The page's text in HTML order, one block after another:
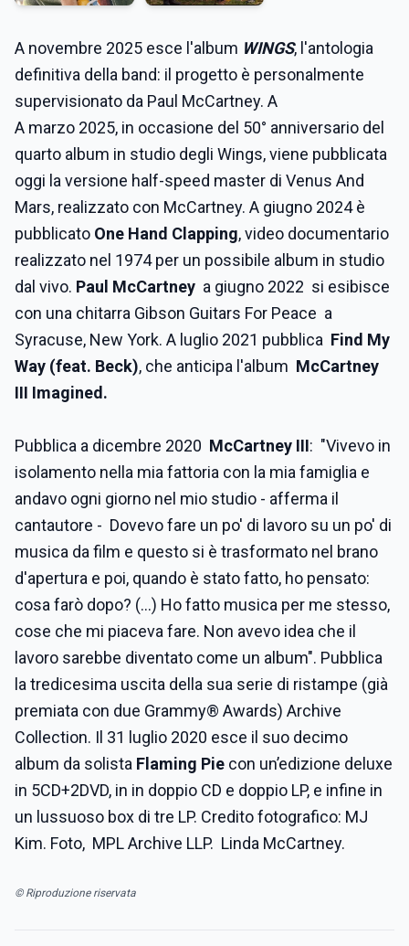
A novembre 2025 esce l'album WINGS, l'antologia
definitiva della band: il progetto è personalmente
supervisionato da Paul McCartney. A
A marzo 2025, in occasione del 50° anniversario del
quarto album in studio degli Wings, viene pubblicata
oggi la versione half-speed master di Venus And
Mars, realizzato con McCartney. A giugno 2024 è
pubblicato One Hand Clapping, video documentario
realizzato nel 1974 per un possibile album in studio
dal vivo. Paul McCartney a giugno 2022 si esibisce
con una chitarra Gibson Guitars For Peace a
Syracuse, New York. A luglio 2021 pubblica Find My
Way (feat. Beck), che anticipa l'album McCartney
III Imagined.
Pubblica a dicembre 2020 McCartney III: "Vivevo in
isolamento nella mia fattoria con la mia famiglia e
andavo ogni giorno nel mio studio - afferma il
cantautore - Dovevo fare un po' di lavoro su un po' di
musica da film e questo si è trasformato nel brano
d'apertura e poi, quando è stato fatto, ho pensato:
cosa farò dopo? (...) Ho fatto musica per me stesso,
cose che mi piaceva fare. Non avevo idea che il
lavoro sarebbe diventato come un album". Pubblica
la tredicesima uscita della sua serie di ristampe (già
premiata con due Grammy® Awards) Archive
Collection. Il 31 luglio 2020 esce il suo decimo
album da solista Flaming Pie con un’edizione deluxe
in 5CD+2DVD, in in doppio CD e doppio LP, e infine in
un lussuoso box di tre LP. Credito fotografico: MJ
Kim. Foto, MPL Archive LLP. Linda McCartney.
© Riproduzione riservata